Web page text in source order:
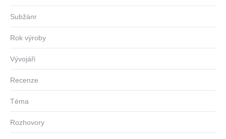
Subžánr
Rok výroby
Vývojáři
Recenze
Téma
Rozhovory